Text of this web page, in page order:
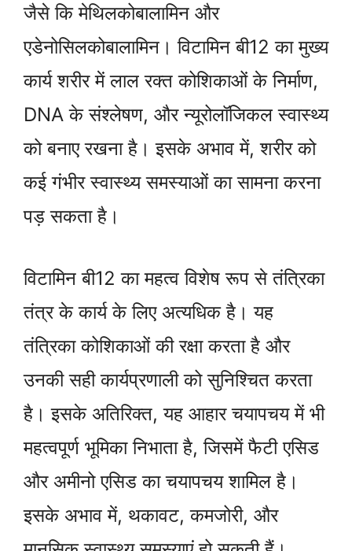
जैसे कि मेथिलकोबालामिन और
एडेनोसिलकोबालामिन। विटामिन बी12 का मुख्य
कार्य शरीर में लाल रक्त कोशिकाओं के निर्माण,
DNA के संश्लेषण, और न्यूरोलॉजिकल स्वास्थ्य
को बनाए रखना है। इसके अभाव में, शरीर को
कई गंभीर स्वास्थ्य समस्याओं का सामना करना
पड़ सकता है।
विटामिन बी12 का महत्व विशेष रूप से तंत्रिका
तंत्र के कार्य के लिए अत्यधिक है। यह
तंत्रिका कोशिकाओं की रक्षा करता है और
उनकी सही कार्यप्रणाली को सुनिश्चित करता
है। इसके अतिरिक्त, यह आहार चयापचय में भी
महत्वपूर्ण भूमिका निभाता है, जिसमें फैटी एसिड
और अमीनो एसिड का चयापचय शामिल है।
इसके अभाव में, थकावट, कमजोरी, और